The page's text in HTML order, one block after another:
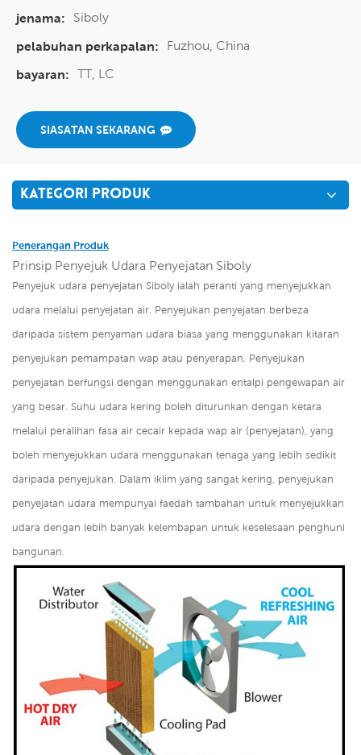
jenama:
Siboly
pelabuhan perkapalan:
Fuzhou, China
bayaran: TT, LC
SIASATAN SEKARANG
KATEGORI PRODUK
Penerangan Produk
Prinsip Penyejuk Udara Penyejatan Siboly
Penyejuk udara penyejatan Siboly ialah peranti yang menyejukkan
udara melalui penyejatan air. Penyejukan penyejatan berbeza
daripada sistem penyaman udara biasa yang menggunakan kitaran
penyejukan pemampatan wap atau penyerapan. Penyejukan
penyejatan berfungsi dengan menggunakan entalpi pengewapan air
yang besar. Suhu udara kering boleh diturunkan dengan ketara
melalui peralihan fasa air cecair kepada wap air (penyejatan), yang
boleh menyejukkan udara menggunakan tenaga yang lebih sedikit
daripada penyejukan. Dalam iklim yang sangat kering, penyejukan
penyejatan udara mempunyai faedah tambahan untuk menyejukkan
udara dengan lebih banyak kelembapan untuk keselesaan penghuni
bangunan.